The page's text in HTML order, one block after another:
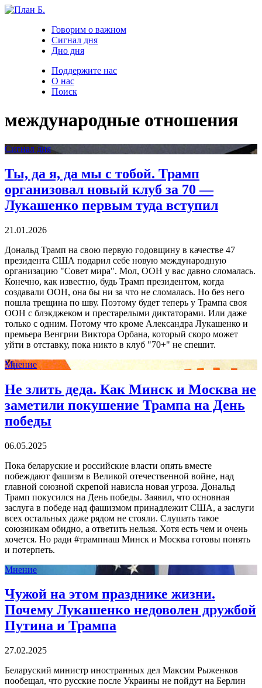
Говорим о важном
Сигнал дня
Дно дня
Поддержите нас
О нас
Поиск
международные отношения
Сигнал дня
Ты, да я, да мы с тобой. Трамп
организовал новый клуб за 70 —
Лукашенко первым туда вступил
21.01.2026
Дональд Трамп на свою первую годовщину в качестве 47
президента США подарил себе новую международную
организацию "Совет мира". Мол, ООН у вас давно сломалась.
Конечно, как известно, будь Трамп президентом, когда
создавали ООН, она бы ни за что не сломалась. Но без него
пошла трещина по шву. Поэтому будет теперь у Трампа своя
ООН с блэкджеком и престарелыми диктаторами. Или даже
только с одним. Потому что кроме Александра Лукашенко и
премьера Венгрии Виктора Орбана, который скоро может
уйти в отставку, пока никто в клуб "70+" не спешит.
Мнение
Не злить деда. Как Минск и Москва не
заметили покушение Трампа на День
победы
06.05.2025
Пока беларуские и российские власти опять вместе
побеждают фашизм в Великой отечественной войне, над
главной союзной скрепой нависла новая угроза. Дональд
Трамп покусился на День победы. Заявил, что основная
заслуга в победе над фашизмом принадлежит США, а заслуги
всех остальных даже рядом не стояли. Слушать такое
союзникам обидно, а ответить нельзя. Хотя есть чем и очень
хочется. Но ради #трампнаш Минск и Москва готовы понять
и потерпеть.
Мнение
Чужой на этом празднике жизни.
Почему Лукашенко недоволен дружбой
Путина и Трампа
27.02.2025
Беларуский министр иностранных дел Максим Рыженков
пообещал, что русские после Украины не пойдут на Берлин